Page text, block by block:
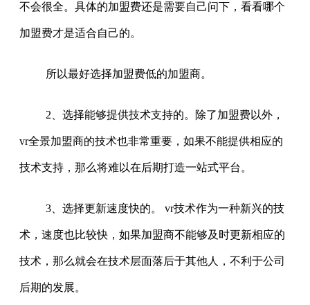
不会很全。具体的加盟费还是需要自己问下，看看哪个
加盟费才是适合自己的。
所以最好选择加盟费低的加盟商。
2、选择能够提供技术支持的。除了加盟费以外，
vr全景加盟商的技术也非常重要，如果不能提供相应的
技术支持，那么将难以在后期打造一站式平台。
3、选择更新速度快的。 vr技术作为一种新兴的技
术，速度也比较快，如果加盟商不能够及时更新相应的
技术，那么就会在技术层面落后于其他人，不利于公司
后期的发展。